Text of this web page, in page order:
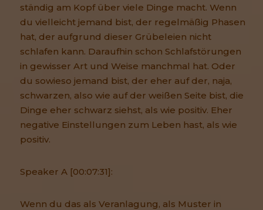
ständig am Kopf über viele Dinge macht. Wenn
du vielleicht jemand bist, der regelmäßig Phasen
hat, der aufgrund dieser Grübeleien nicht
schlafen kann. Daraufhin schon Schlafstörungen
in gewisser Art und Weise manchmal hat. Oder
du sowieso jemand bist, der eher auf der, naja,
schwarzen, also wie auf der weißen Seite bist, die
Dinge eher schwarz siehst, als wie positiv. Eher
negative Einstellungen zum Leben hast, als wie
positiv.
Speaker A [00:07:31]:
Wenn du das als Veranlagung, als Muster in